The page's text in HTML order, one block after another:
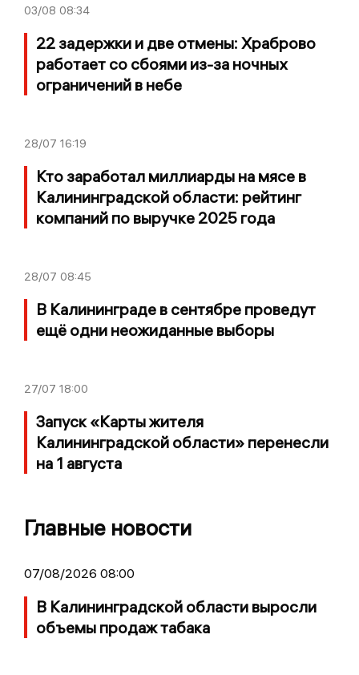
03/08 08:34
22 задержки и две отмены: Храброво
работает со сбоями из-за ночных
ограничений в небе
28/07 16:19
Кто заработал миллиарды на мясе в
Калининградской области: рейтинг
компаний по выручке 2025 года
28/07 08:45
В Калининграде в сентябре проведут
ещё одни неожиданные выборы
27/07 18:00
Запуск «Карты жителя
Калининградской области» перенесли
на 1 августа
Главные новости
07/08/2026 08:00
В Калининградской области выросли
объемы продаж табака